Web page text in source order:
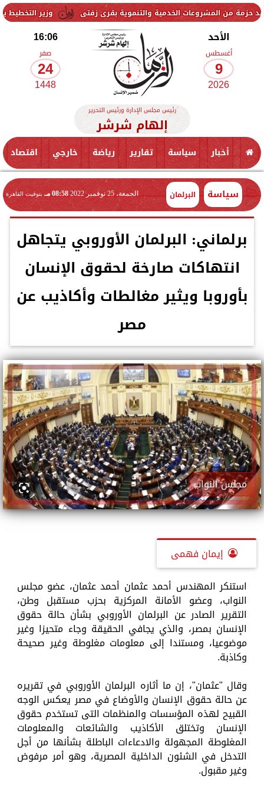
وزير التخطيط يتابع الخدمية والتنموية بقرى زفتى
الأحد
أغسطس
9
2026
16:06
صفر
24
1448
رئيس مجلس الإدارة ورئيس التحرير
إلهام شرشر
أخبار سياسة تقارير رياضة خارجي اقتصاد
سياسة البرلمان الجمعة، 25 نوفمبر 2022 08:58 مـ بتوقيت القاهرة
برلماني: البرلمان الأوروبي يتجاهل
انتهاكات صارخة لحقوق الإنسان
بأوروبا ويثير مغالطات وأكاذيب عن
مصر
مجلس النواب
إيمان فهمى
استنكر المهندس أحمد عثمان أحمد عثمان، عضو مجلس
النواب، وعضو الأمانة المركزية بحزب مستقبل وطن،
التقرير الصادر عن البرلمان الأوروبي بشأن حالة حقوق
الإنسان بمصر، والذي يجافي الحقيقة وجاء متحيزا وغير
موضوعيا، ومستندا إلى معلومات مغلوطة وغير صحيحة
وكاذبة.
وقال "عثمان"، إن ما أثاره البرلمان الأوروبي في تقريره
عن حالة حقوق الإنسان والأوضاع في مصر يعكس الوجه
القبيح لهذه المؤسسات والمنظمات التى تستخدم حقوق
الإنسان وتختلق الأكاذيب والشائعات والمعلومات
المغلوطة المجهولة والادعاءات الباطلة بشأنها من أجل
التدخل في الشئون الداخلية المصرية، وهو أمر مرفوض
وغير مقبول.